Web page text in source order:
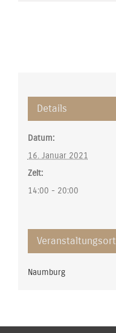
Details
Datum:
16. Januar 2021
Zeit:
14:00 - 20:00
Veranstaltungsort
Naumburg